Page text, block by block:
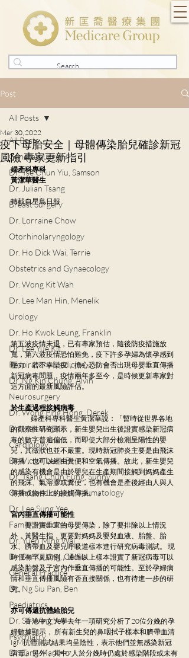
Post
All Posts
General Surgery
Dr. Tse Chun Yiu, Samson
Dr. Julian Tsang
Breast Surgery
Dr. Lorraine Chow
Otorhinolaryngology
Dr. Ho Dick Wai, Terrie
Obstetrics and Gynaecology
Dr. Wong Kit Wah
Dr. Lee Man Hin, Menelik
Urology
Dr. Ho Kwok Leung, Franklin
Dr. Lee Yue Kit
Respiratory Medicine
Dr. Ng Kin Chung, Alvin
Neurosurgery
Dr. Wong Ping Hong, Derek
Dr. Mak Wai Kit
Cardiology
Dr. Victor Lee KF
Dr. Tsang Chun Fung, Sunny
Orthopaedics and Traumatology
Dr. Lee Sung Yee
Family Medicine
Dr. Yuen Ming Wai
Dr. Sin Ka Ling, Cecilia
General Practice
Dr. Ng Siu Pan, Ben
Paediatrics
Dr. So Wing Yee
Psychiatry
Dr. Tang Man Ho
All Posts
疫下母胎安全｜母體傳染胎兒確診新冠
風險 專家更新指引
Mar 30, 2022
婦產科專科
黃潔華醫生
轉載自星島日報
第五波疫情未退，已有專家預估，隨後防疫措施放
寬，第六波疫情恐怕難免，疫下許多孕婦為懷孕感到
壓力，若不幸染疫，擔心恐防會否出現母嬰垂直傳播
新冠病毒問題，疫情兩年多至今，是時候更新專家對
這方面的最新風險評估。
於生產過程接觸病毒
     　　婦產科專科醫生黃潔華說：「暫時從世界各地
的觀察性研究顯示，新生嬰兒出生後證實感染新冠病
毒的數字普遍偏低，而即使大部分檢測呈陽性的嬰
兒，其徵狀也並不嚴重。現時新冠肺炎主要是由飛沫
傳播，也可以經由糞便和空氣傳播。故此，新生嬰兒
的感染有機會是由於嬰兒在生產期間接觸到媽媽產生
的飛沫、氣溶膠或糞便，也有機會是產後經由人與人
傳播或物件上的接觸傳播。 」
宮內垂直傳播可能性
要證實垂直的母嬰傳染，除了要排除以上情況
外，黃醫生指，更要對媽媽及嬰兒血液、胎盤、胎
水、臍帶血及嬰兒呼吸道樣本進行研究病毒測試。 現
時僅有罕見病例，通過以上樣本證實了新冠病毒可以
感染胎盤及子宮內作垂直傳播的可能性。至於孕婦病
情和垂直傳播風險有否直接關係，也有待進一步的研
究。
亦可傳遞抗體給胎兒
香港中文大學去年一項研究分析了20位分娩的孕
婦數據顯示， 所有新生兒的鼻咽拭子樣本和臍帶血清
IgM抗體測試結果均呈陰性，表示他們並無感染新冠
病毒。另外，其中7人於分娩時仍處於感染階段或未有